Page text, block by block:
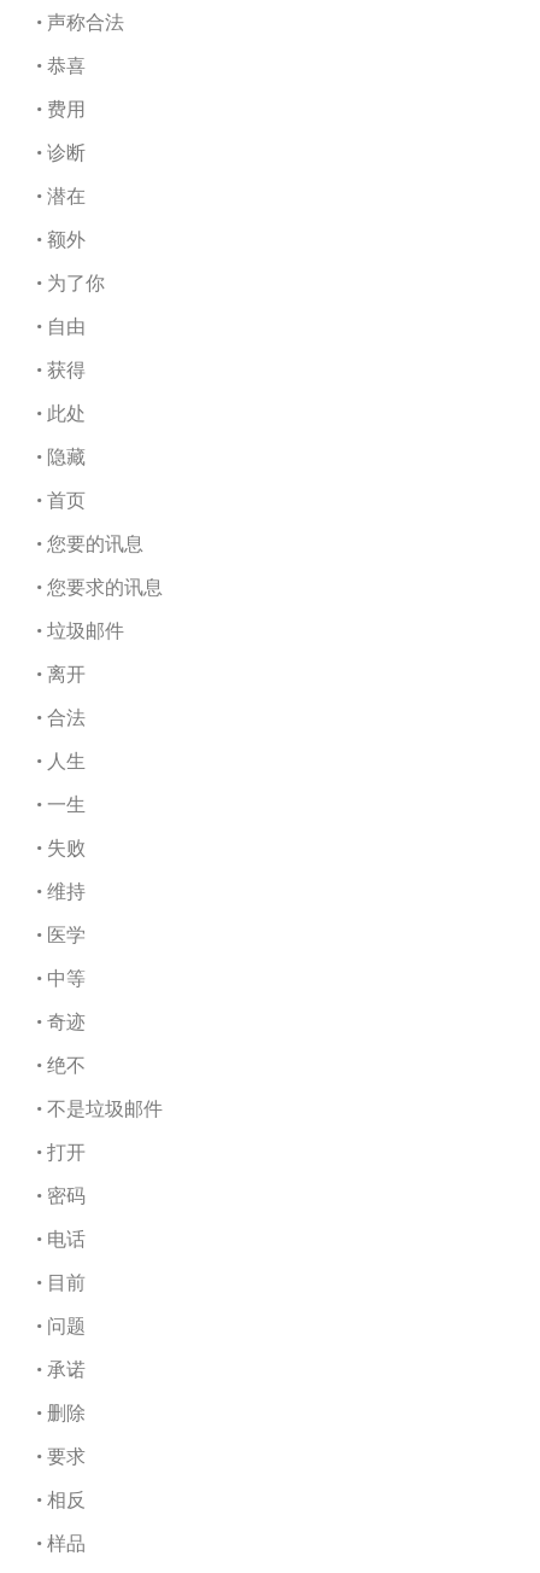
• 声称合法
• 恭喜
• 费用
• 诊断
• 潜在
• 额外
• 为了你
• 自由
• 获得
• 此处
• 隐藏
• 首页
• 您要的讯息
• 您要求的讯息
• 垃圾邮件
• 离开
• 合法
• 人生
• 一生
• 失败
• 维持
• 医学
• 中等
• 奇迹
• 绝不
• 不是垃圾邮件
• 打开
• 密码
• 电话
• 目前
• 问题
• 承诺
• 删除
• 要求
• 相反
• 样品